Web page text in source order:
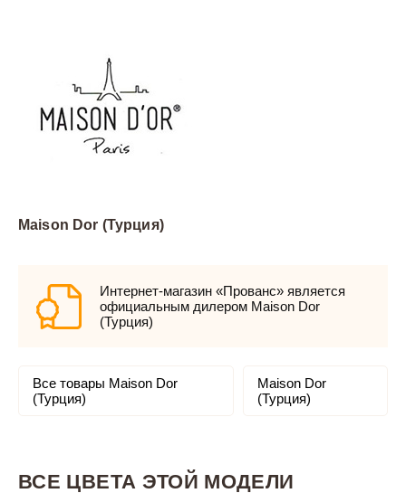
Maison Dor (Турция)
Интернет-магазин «Прованс» является
официальным дилером Maison Dor
(Турция)
Все товары Maison Dor
(Турция)
Maison Dor
(Турция)
ВСЕ ЦВЕТА ЭТОЙ МОДЕЛИ